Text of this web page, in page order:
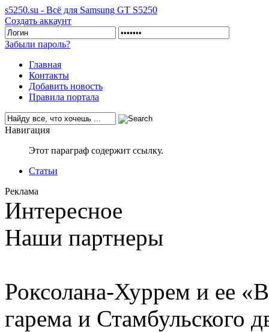
s5250.su - Всё для Samsung GT S5250
Создать аккаунт
Забыли пароль?
Главная
Контакты
Добавить новость
Правила портала
Навигация
Этот параграф содержит ссылку.
Статьи
Реклама
Интересное
Наши партнеры
Роксолана-Хуррем и ее
гарема и Стамбульского